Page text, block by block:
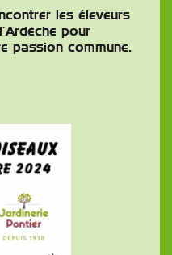
les éleveurs
pour
passion commune.